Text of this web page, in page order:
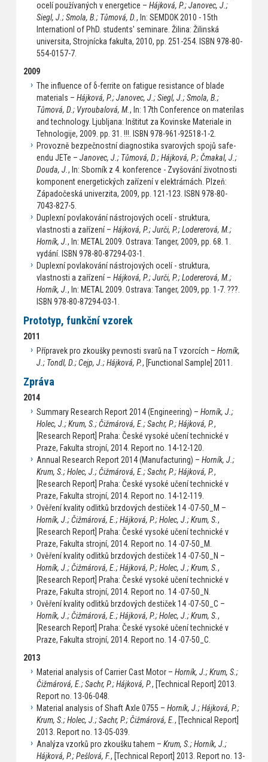
ocelí používaných v energetice – Hájková, P.; Janovec, J.;
Siegl, J.; Smola, B.; Tůmová, D., In: SEMDOK 2010 - 15th
Internationl of PhD. students' seminare. Žilina: Žilinská
universita, Strojnícka fakulta, 2010, pp. 251-254. ISBN 978-80-
554-0157-7.
2009
The influence of δ-ferrite on fatigue resistance of blade
materials – Hájková, P.; Janovec, J.; Siegl, J.; Smola, B.;
Tůmová, D.; Vyroubalová, M., In: 17th Conference on materilas
and technology. Ljubljana: Inštitut za Kovinske Materiale in
Tehnologije, 2009. pp. 31. !!!. ISBN 978-961-92518-1-2.
Provozně bezpečnostní diagnostika svarových spojů safe-
endu JETe – Janovec, J.; Tůmová, D.; Hájková, P.; Čmakal, J.;
Douda, J., In: Sborník z 4. konference - Zvyšování životnosti
komponent energetických zařízení v elektrárnách. Plzeň:
Západočeská univerzita, 2009, pp. 121-123. ISBN 978-80-
7043-827-5.
Duplexní povlakování nástrojových ocelí - struktura,
vlastnosti a zařízení – Hájková, P.; Jurči, P.; Lodererová, M.;
Horník, J., In: METAL 2009. Ostrava: Tanger, 2009, pp. 68. 1.
vydání. ISBN 978-80-87294-03-1.
Duplexní povlakování nástrojových ocelí - struktura,
vlastnosti a zařízení – Hájková, P.; Jurči, P.; Lodererová, M.;
Horník, J., In: METAL 2009. Ostrava: Tanger, 2009, pp. 1-7. ???.
ISBN 978-80-87294-03-1.
Prototyp, funkční vzorek
2011
Přípravek pro zkoušky pevnosti svarů na T vzorcích – Horník,
J.; Tondl, D.; Cejp, J.; Hájková, P., [Functional Sample] 2011.
Zpráva
2014
Summary Research Report 2014 (Engineering) – Horník, J.;
Holec, J.; Krum, S.; Čižmárová, E.; Sachr, P.; Hájková, P.,
[Research Report] Praha: České vysoké učení technické v
Praze, Fakulta strojní, 2014. Report no. 14-12-120.
Annual Research Report 2014 (Manufacturing) – Horník, J.;
Krum, S.; Holec, J.; Čižmárová, E.; Sachr, P.; Hájková, P.,
[Research Report] Praha: České vysoké učení technické v
Praze, Fakulta strojní, 2014. Report no. 14-12-119.
Ověření kvality odlitků brzdových destiček 14 -07-50_M –
Horník, J.; Čižmárová, E.; Hájková, P.; Holec, J.; Krum, S.,
[Research Report] Praha: České vysoké učení technické v
Praze, Fakulta strojní, 2014. Report no. 14 -07-50_M.
Ověření kvality odlitků brzdových destiček 14 -07-50_N –
Horník, J.; Čižmárová, E.; Hájková, P.; Holec, J.; Krum, S.,
[Research Report] Praha: České vysoké učení technické v
Praze, Fakulta strojní, 2014. Report no. 14 -07-50_N.
Ověření kvality odlitků brzdových destiček 14 -07-50_C –
Horník, J.; Čižmárová, E.; Hájková, P.; Holec, J.; Krum, S.,
[Research Report] Praha: České vysoké učení technické v
Praze, Fakulta strojní, 2014. Report no. 14 -07-50_C.
2013
Material analysis of Carrier Cast Motor – Horník, J.; Krum, S.;
Čižmárová, E.; Sachr, P.; Hájková, P., [Technical Report] 2013.
Report no. 13-06-048.
Material analysis of Shaft Axle 0755 – Horník, J.; Hájková, P.;
Krum, S.; Holec, J.; Sachr, P.; Čižmárová, E., [Technical Report]
2013. Report no. 13-05-039.
Analýza vzorků pro zkoušku tahem – Krum, S.; Horník, J.;
Hájková, P.; Pešlová, F., [Technical Report] 2013. Report no. 13-